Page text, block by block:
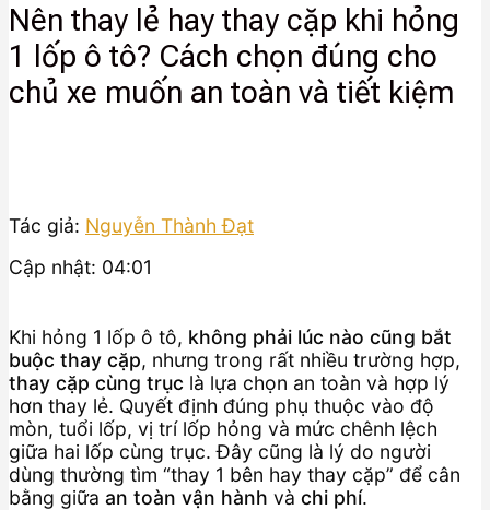
Nên thay lẻ hay thay cặp khi hỏng
1 lốp ô tô? Cách chọn đúng cho
chủ xe muốn an toàn và tiết kiệm
Tác giả: Nguyễn Thành Đạt
Cập nhật: 04:01
Khi hỏng 1 lốp ô tô, không phải lúc nào cũng bắt
buộc thay cặp, nhưng trong rất nhiều trường hợp,
thay cặp cùng trục là lựa chọn an toàn và hợp lý
hơn thay lẻ. Quyết định đúng phụ thuộc vào độ
mòn, tuổi lốp, vị trí lốp hỏng và mức chênh lệch
giữa hai lốp cùng trục. Đây cũng là lý do người
dùng thường tìm “thay 1 bên hay thay cặp” để cân
bằng giữa an toàn vận hành và chi phí.